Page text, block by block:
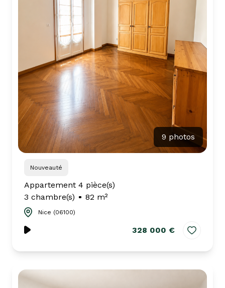
9 photos
Nouveauté
Appartement 4 pièce(s)
3 chambre(s)
82 m²
Nice (06100)
328 000 €